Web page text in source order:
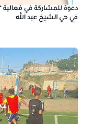
دعوة للمشاركة في فعالية
في حي الشيخ عبد الله